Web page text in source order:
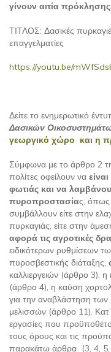
γίνουν αιτία
ΤΙΤΛΟΣ: Δασικές
επαγγελματίες
https://youtu.be/
Δείτε το ενημερωτικό
Δασικών
γεωργικό χώρο και η
Σύμφωνα με το άρθρο 2
πολίτες οφείλουν να
φωτιάς και να
πυροπροστασίας, όπως
συμβάλλουν είτε στην
πυρκαγιάς, είτε στην
αφορά τις αγροτικές
ειδικότερων ρυθμίσεων
πυροσβεστικής διάταξης,
καλλιεργειών (άρθρο 3),
(άρθρο 4), η καύση
για την αναβλάστηση
μελισσών (άρθρο 11). Κατ’
εργασίες που
τους όρους και τις
παρακάτω άρθρα (3, 4, 5, 6